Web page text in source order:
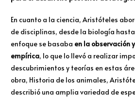
En cuanto a la ciencia, Aristóteles
de disciplinas, desde la biología
enfoque se basaba en la observación
empírica, lo que lo llevó a realizar
descubrimientos y teorías en estas
obra, Historia de los animales,
describió una amplia variedad de